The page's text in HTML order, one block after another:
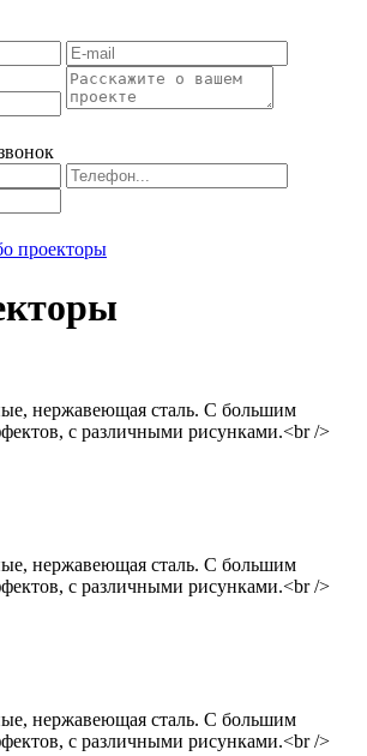
проекторы
нержавеющая сталь. С большим
с различными рисунками.<br />
нержавеющая сталь. С большим
с различными рисунками.<br />
нержавеющая сталь. С большим
с различными рисунками.<br />